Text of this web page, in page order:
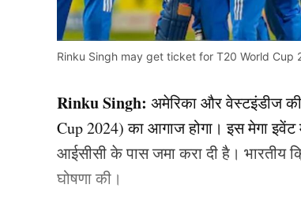
Rinku Singh may get ticket for T20 World Cup
Rinku Singh: अमेरिका और वेस्टइंडीज
Cup 2024) का आगाज होगा। इस मेगा इवेंट
आईसीसी के पास जमा करा दी है। भारतीय
घोषणा की।